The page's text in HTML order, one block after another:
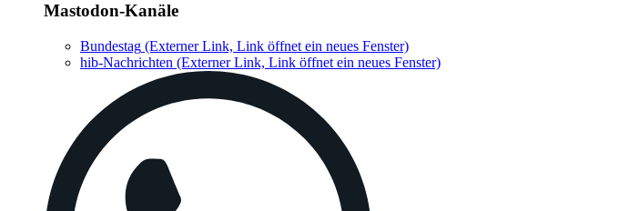
Mastodon-Kanäle
Bundestag (Externer Link, Link öffnet ein neues Fenster)
hib-Nachrichten (Externer Link, Link öffnet ein neues Fenster)